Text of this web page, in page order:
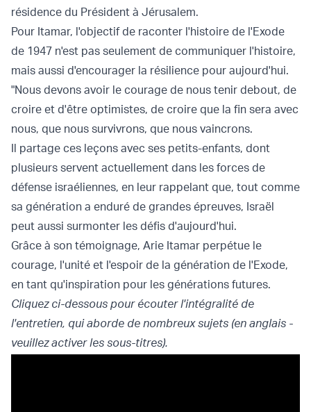
résidence du Président à Jérusalem.
Pour Itamar, l'objectif de raconter l'histoire de l'Exode
de 1947 n'est pas seulement de communiquer l'histoire,
mais aussi d'encourager la résilience pour aujourd'hui.
"Nous devons avoir le courage de nous tenir debout, de
croire et d'être optimistes, de croire que la fin sera avec
nous, que nous survivrons, que nous vaincrons.
Il partage ces leçons avec ses petits-enfants, dont
plusieurs servent actuellement dans les forces de
défense israéliennes, en leur rappelant que, tout comme
sa génération a enduré de grandes épreuves, Israël
peut aussi surmonter les défis d'aujourd'hui.
Grâce à son témoignage, Arie Itamar perpétue le
courage, l'unité et l'espoir de la génération de l'Exode,
en tant qu'inspiration pour les générations futures.
Cliquez ci-dessous pour écouter l'intégralité de
l'entretien, qui aborde de nombreux sujets (en anglais -
veuillez activer les sous-titres).